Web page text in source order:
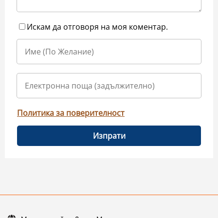
Искам да отговоря на моя коментар.
Политика за поверителност
Изпрати